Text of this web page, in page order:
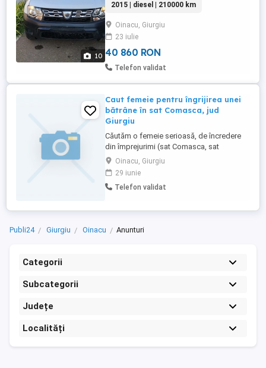
10
2015 | diesel | 210000 km
Oinacu, Giurgiu
23 iulie
40 860 RON
Telefon validat
Caut femeie pentru îngrijirea unei
bătrâne în sat Comasca, jud
Giurgiu
Căutăm o femeie serioasă, de încredere
din împrejurimi (sat Comasca, sat
Braniștea sau comuna Oinacu), pentru
îngrijirea unei bătrâne în satul Comasca.
Atribuții principale: Servirea mesei,
îngrijirea corporală zilnică si administrarea
Programul de lucru, sarcinile ...
Oinacu, Giurgiu
29 iunie
Telefon validat
Publi24 Giurgiu Oinacu Anunturi
Categorii
Subcategorii
Județe
Localități